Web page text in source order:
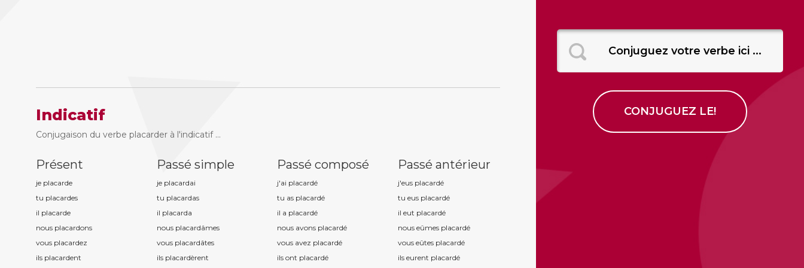
Indicatif
Conjugaison du verbe placarder à l'indicatif ...
Présent
je placarde
tu placardes
il placarde
nous placardons
vous placardez
ils placardent
Passé simple
je placardai
tu placardas
il placarda
nous placardâmes
vous placardâtes
ils placardèrent
Passé composé
j'ai placardé
tu as placardé
il a placardé
nous avons placardé
vous avez placardé
ils ont placardé
Passé antérieur
j'eus placardé
tu eus placardé
il eut placardé
nous eûmes placardé
vous eûtes placardé
ils eurent placardé